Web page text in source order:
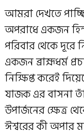
আমরা দেখতে
অপরাধে একজন
পরিবার থেকে দূরে
একজন ব্রাহ্মধর্ম
নিক্ষিপ্ত করেই
যাজক এর বাসনা
উপার্জনের ক্ষেত্র
ঈশ্বরের কী অপার